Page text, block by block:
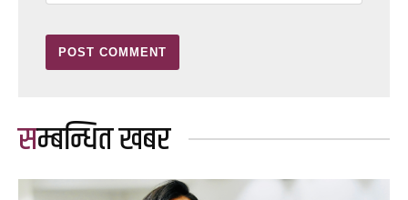
सम्बन्धित खबर